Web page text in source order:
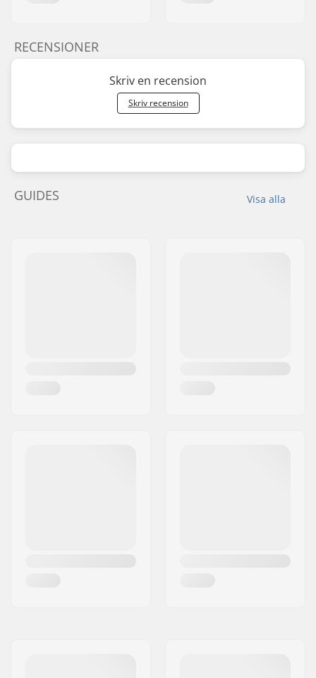
RECENSIONER
Skriv en recension
Skriv recension
Visa alla
GUIDES